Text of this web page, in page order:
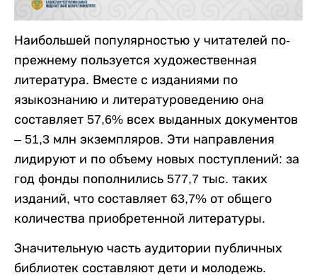
Наибольшей популярностью у читателей по-
прежнему пользуется художественная
литература. Вместе с изданиями по
языкознанию и литературоведению она
составляет 57,6% всех выданных документов
– 51,3 млн экземпляров. Эти направления
лидируют и по объему новых поступлений: за
год фонды пополнились 577,7 тыс. таких
изданий, что составляет 63,7% от общего
количества приобретенной литературы.
Значительную часть аудитории публичных
библиотек составляют дети и молодежь.